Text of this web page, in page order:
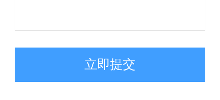
立即提交